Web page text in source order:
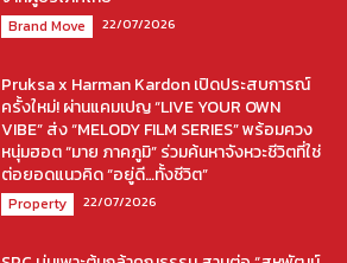
Brand Move 22/07/2026
Pruksa x Harman Kardon เปิดประสบการณ์
ครั้งใหม่! ผ่านแคมเปญ “LIVE YOUR OWN
VIBE” ส่ง “MELODY FILM SERIES” พร้อมควง
หนุ่มฮอต “มาย ภาคภูมิ” ร่วมค้นหาจังหวะชีวิตที่ใช่
ต่อยอดแนวคิด “อยู่ดี…ทั้งชีวิต”
Property 22/07/2026